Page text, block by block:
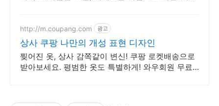
http://m.coupang.com 광고
상사 쿠팡 나만의 개성 표현 디자인
찢어진 옷, 상사 감쪽같이 변신! 쿠팡 로켓배송으로
받아보세요. 평범한 옷도 특별하게! 와우회원 무료